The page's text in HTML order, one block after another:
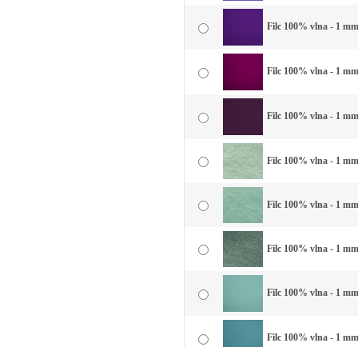
Filc 100% vlna - 1
Filc 100% vlna - 1
Filc 100% vlna - 1
Filc 100% vlna - 1
Filc 100% vlna - 1
Filc 100% vlna - 1
Filc 100% vlna - 1
Filc 100% vlna - 1